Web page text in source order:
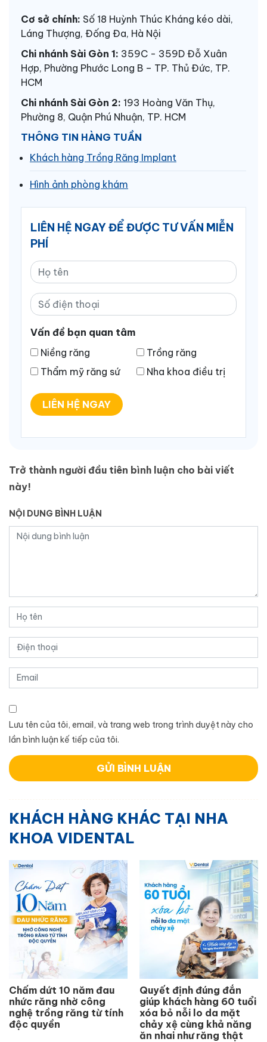
Cơ sở chính: Số 18 Huỳnh Thúc Kháng kéo dài,
Láng Thượng, Đống Đa, Hà Nội
Chi nhánh Sài Gòn 1: 359C - 359D Đỗ Xuân
Hợp, Phường Phước Long B – TP. Thủ Đức, TP.
HCM
Chi nhánh Sài Gòn 2: 193 Hoàng Văn Thụ,
Phường 8, Quận Phú Nhuận, TP. HCM
THÔNG TIN HÀNG TUẦN
Khách hàng Trồng Răng Implant
Hình ảnh phòng khám
LIÊN HỆ NGAY ĐỂ ĐƯỢC TƯ VẤN MIỄN
PHÍ
Vấn đề bạn quan tâm
Niềng răng
Trồng răng
Thẩm mỹ răng sứ
Nha khoa điều trị
LIÊN HỆ NGAY
Trở thành người đầu tiên bình luận cho bài viết
này!
NỘI DUNG BÌNH LUẬN
Lưu tên của tôi, email, và trang web trong trình duyệt này cho
lần bình luận kế tiếp của tôi.
KHÁCH HÀNG KHÁC TẠI NHA
KHOA VIDENTAL
Chấm dứt 10 năm đau
nhức răng nhờ công
nghệ trồng răng từ tính
độc quyền
Quyết định đúng đắn
giúp khách hàng 60 tuổi
xóa bỏ nỗi lo da mặt
chảy xệ cùng khả năng
ăn nhai như răng thật